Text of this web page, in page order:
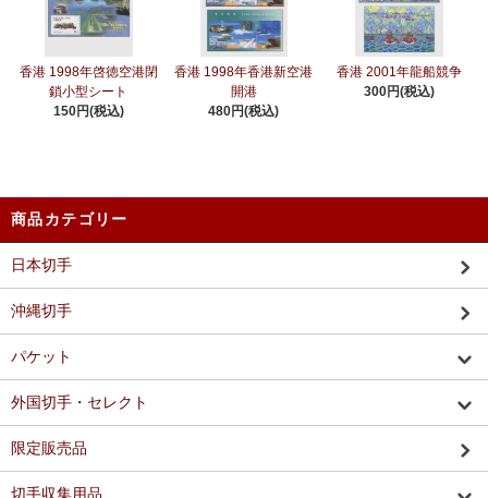
香港 1998年啓徳空港閉
鎖小型シート
150円(税込)
香港 1998年香港新空港
開港
480円(税込)
香港 2001年龍船競争
300円(税込)
商品カテゴリー
日本切手
沖縄切手
パケット
外国切手・セレクト
限定販売品
切手収集用品